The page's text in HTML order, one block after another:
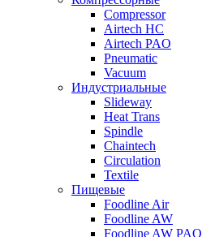
Compressor
Airtech HC
Airtech PAO
Pneumatic
Vacuum
Индустриальные
Slideway
Heat Trans
Spindle
Chaintech
Circulation
Textile
Пищевые
Foodline Air
Foodline AW
Foodline AW PAO